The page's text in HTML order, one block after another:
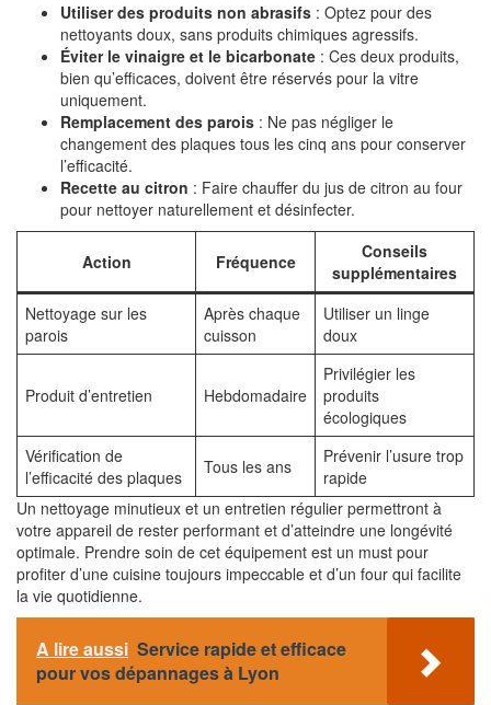
Utiliser des produits non abrasifs : Optez pour des
nettoyants doux, sans produits chimiques agressifs.
Éviter le vinaigre et le bicarbonate : Ces deux produits,
bien qu’efficaces, doivent être réservés pour la vitre
uniquement.
Remplacement des parois : Ne pas négliger le
changement des plaques tous les cinq ans pour conserver
l’efficacité.
Recette au citron : Faire chauffer du jus de citron au four
pour nettoyer naturellement et désinfecter.
Action Fréquence
Conseils
supplémentaires
Nettoyage sur les
parois
Après chaque
cuisson
Utiliser un linge
doux
Produit d’entretien Hebdomadaire
Privilégier les
produits
écologiques
Vérification de
l’efficacité des plaques
Tous les ans
Prévenir l’usure trop
rapide
Un nettoyage minutieux et un entretien régulier permettront à
votre appareil de rester performant et d’atteindre une longévité
optimale. Prendre soin de cet équipement est un must pour
profiter d’une cuisine toujours impeccable et d’un four qui facilite
la vie quotidienne.
A lire aussi Service rapide et efficace
pour vos dépannages à Lyon